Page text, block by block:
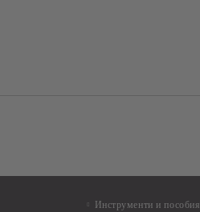
Инструменти и пособия